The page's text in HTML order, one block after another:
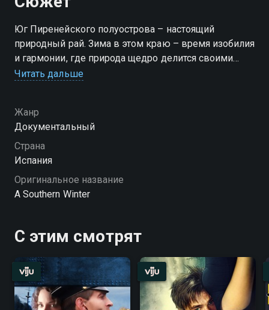
Юг Пиренейского полуострова – настоящий
природный рай. Зима в этом краю – время изобилия
и гармонии, где природа щедро делится своими
дарами. Сюда устремляются перелётные птицы,
Читать дальше
Жанр
Документальный
Страна
Испания
Оригинальное название
A Southern Winter
С этим смотрят